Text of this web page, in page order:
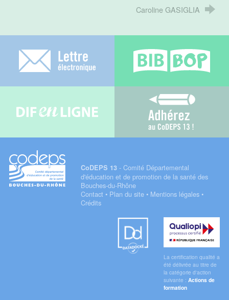
Caroline GASIGLIA
Adhérez au
CoDEPS 13- Comité Départemental
d'éducation et de promotion de la santé des
Bouches-du-Rhône
Contact • Plan du site• Mentions légales•
Crédits
Qualiopi
La certification qualité a
été délivrée au titre de
la catégorie d'action
suivante :Actions de
formation